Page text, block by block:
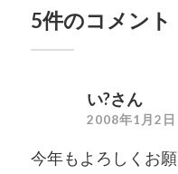
5件のコメント
い?さん
2008年1月2日
今年もよろしくお願